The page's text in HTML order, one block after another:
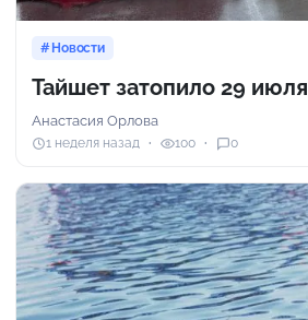
Новости
Тайшет затопило 29 июля
Анастасия Орлова
1 неделя назад 100 0